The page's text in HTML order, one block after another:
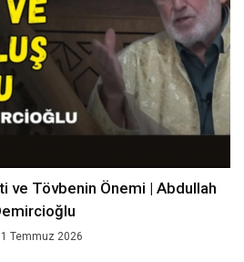
ve Tövbenin Önemi | Abdullah
Temmuz 2026